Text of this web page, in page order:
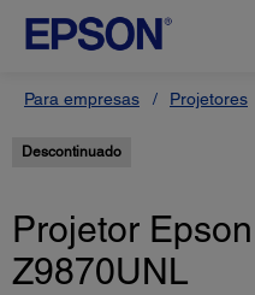
Para empresas Projetores
Descontinuado
Projetor
Z9870UNL